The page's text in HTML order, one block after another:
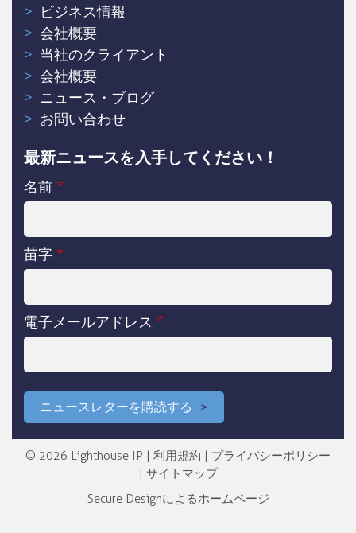
ビジネス情報
会社概要
当社のクライアント
会社概要
ニュース・ブログ
お問い合わせ
最新ニュースを入手してください！
名前 *
苗字 *
電子メールアドレス *
ニュースレターを購読する
© 2026 Lighthouse IP | 利用規約 | プライバシーポリシー
| サイトマップ
Secure Designによるホームページ